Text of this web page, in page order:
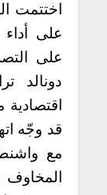
اختتمت
على
على
دونالد
قد وجّه
مع